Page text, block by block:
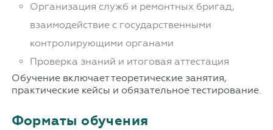
Организация служб и ремонтных бригад,
взаимодействие с государственными
контролирующими органами
Проверка знаний и итоговая аттестация
Обучение включает теоретические занятия,
практические кейсы и обязательное тестирование.
Форматы обучения